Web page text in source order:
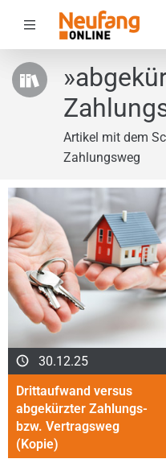
Artikel mit dem
Zahlungsweg
30.12.25
Drittaufwand versus
abgekürzter Zahlungs-
bzw. Vertragsweg
(Kopie)